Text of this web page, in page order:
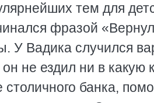
тем для
фразой
У Вадика случился
не ездил ни в какую
банка,